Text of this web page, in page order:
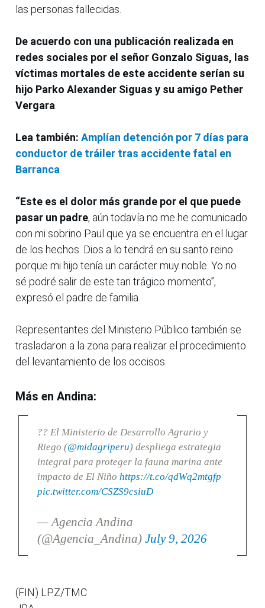
las personas fallecidas.
De acuerdo con una publicación realizada en
redes sociales por el señor Gonzalo Siguas, las
víctimas mortales de este accidente serían su
hijo Parko Alexander Siguas y su amigo Pether
Vergara
Lea también: Amplían detención por 7 días para
conductor de tráiler tras accidente fatal en
Barranca
“Este es el dolor más grande por el que puede
pasar un padre, aún todavía no me he comunicado
con mi sobrino Paul que ya se encuentra en el lugar
de los hechos. Dios a lo tendrá en su santo reino
porque mi hijo tenía un carácter muy noble. Yo no
sé podré salir de este tan trágico momento”,
expresó el padre de familia.
Representantes del Ministerio Público también se
trasladaron a la zona para realizar el procedimiento
del levantamiento de los occisos.
Más en Andina:
?? El Ministerio de Desarrollo Agrario y
Riego (@midagriperu) despliega estrategia
integral para proteger la fauna marina ante
impacto de El Niño https://t.co/qdWq2mtgfp
pic.twitter.com/CSZS9csiuD
— Agencia Andina
(@Agencia_Andina) July 9, 2026
(FIN) LPZ/TMC